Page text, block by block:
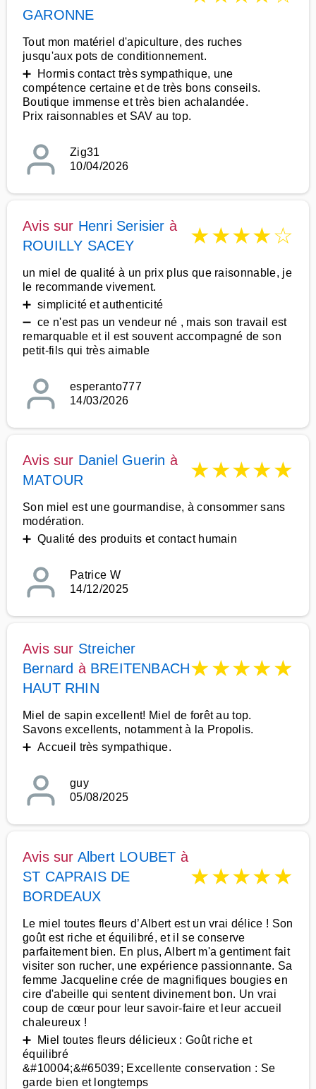
GARONNE
Tout mon matériel d'apiculture, des ruches
jusqu'aux pots de conditionnement.
➕ Hormis contact très sympathique, une
compétence certaine et de très bons conseils.
Boutique immense et très bien achalandée.
Prix raisonnables et SAV au top.
Zig31
10/04/2026
Avis sur Henri Serisier à
ROUILLY SACEY
★★★★☆
un miel de qualité à un prix plus que raisonnable, je
le recommande vivement.
➕ simplicité et authenticité
➖ ce n'est pas un vendeur né , mais son travail est
remarquable et il est souvent accompagné de son
petit-fils qui très aimable
esperanto777
14/03/2026
Avis sur Daniel Guerin à
MATOUR
★★★★★
Son miel est une gourmandise, à consommer sans
modération.
➕ Qualité des produits et contact humain
Patrice W
14/12/2025
Avis sur Streicher
Bernard à BREITENBACH
HAUT RHIN
★★★★★
Miel de sapin excellent! Miel de forêt au top.
Savons excellents, notamment à la Propolis.
➕ Accueil très sympathique.
guy
05/08/2025
Avis sur Albert LOUBET à
ST CAPRAIS DE
BORDEAUX
★★★★★
Le miel toutes fleurs d’Albert est un vrai délice ! Son
goût est riche et équilibré, et il se conserve
parfaitement bien. En plus, Albert m'a gentiment fait
visiter son rucher, une expérience passionnante. Sa
femme Jacqueline crée de magnifiques bougies en
cire d'abeille qui sentent divinement bon. Un vrai
coup de cœur pour leur savoir-faire et leur accueil
chaleureux !
➕ Miel toutes fleurs délicieux : Goût riche et
équilibré
&#10004;&#65039; Excellente conservation : Se
garde bien et longtemps